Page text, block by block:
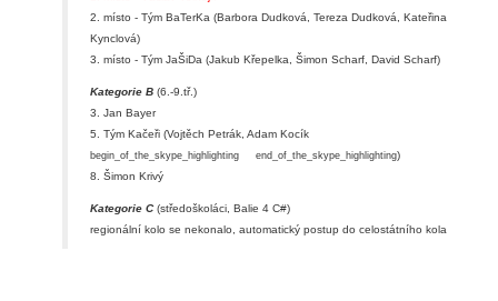
2. místo - Tým BaTerKa (Barbora Dudková, Tereza Dudková, Kateřina
Kynclová)
3. místo - Tým JaŠiDa (Jakub Křepelka, Šimon Scharf, David Scharf)
Kategorie B (6.-9.tř.)
3. Jan Bayer
5. Tým Kačeři (Vojtěch Petrák, Adam Kocík
begin_of_the_skype_highlighting end_of_the_skype_highlighting)
8. Šimon Krivý
Kategorie C(středoškoláci, Balie 4 C#)
regionální kolo se nekonalo, automatický postup do celostátního kola